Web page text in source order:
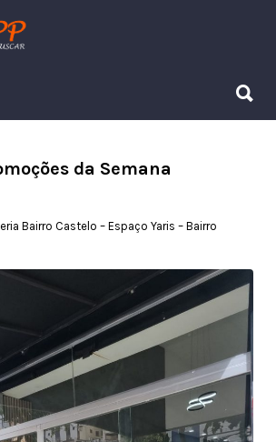
da Semana
Bairro Castelo – Espaço Yaris – Bairro